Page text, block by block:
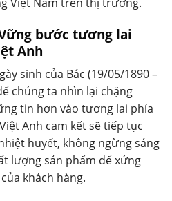
bước tương lai
Anh
sinh của Bác (19/05/1890 –
chúng ta nhìn lại chặng
tin hơn vào tương lai phía
Anh cam kết sẽ tiếp tục
huyết, không ngừng sáng
lượng sản phẩm để xứng
khách hàng.